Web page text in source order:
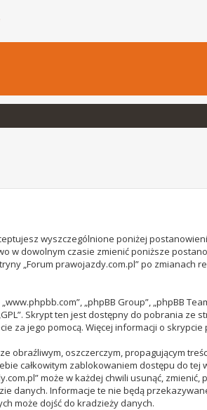
wyszczególnione poniżej
w dowolnym czasie zmienić poniższe
„Forum prawojazdy.com.pl” po
„phpBB Group”, „phpBB
Skrypt ten jest dostępny do pobrania ze
za jego pomocą. Więcej informacji o skrypcie
obraźliwym, oszczerczym, propagującym
całkowitym zablokowaniem dostępu do
może w każdej chwili usunąć,
danych. Informacje te nie będą
może dojść do kradzieży danych.